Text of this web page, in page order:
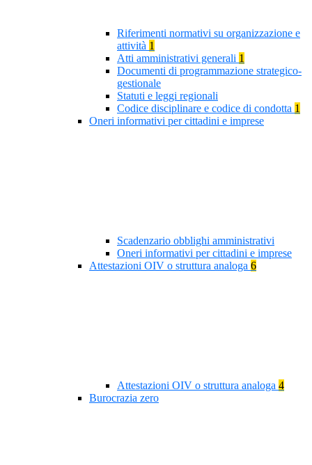
Riferimenti normativi su organizzazione e
attività 1
Atti amministrativi generali 1
Documenti di programmazione strategico-
gestionale
Statuti e leggi regionali
Codice disciplinare e codice di condotta 1
Oneri informativi per cittadini e imprese
Scadenzario obblighi amministrativi
Oneri informativi per cittadini e imprese
Attestazioni OIV o struttura analoga 6
Attestazioni OIV o struttura analoga 4
Burocrazia zero